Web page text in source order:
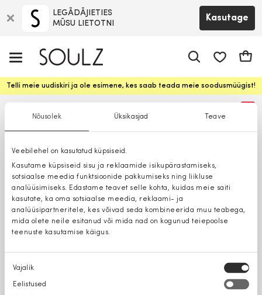
Nõusolek Üksikasjad Teave
Veebilehel on kasutatud küpsiseid.
Kasutame küpsiseid sisu ja reklaamide isikupärastamiseks,
sotsiaalse meedia funktsioonide pakkumiseks ning liikluse
analüüsimiseks. Edastame teavet selle kohta, kuidas meie saiti
kasutate, ka oma sotsiaalse meedia, reklaami- ja
analüüsipartneritele, kes võivad seda kombineerida muu teabega,
mida olete neile esitanud või mida nad on kogunud teiepoolse
teenuste kasutamise käigus.
Nõusoleku
valik
Vajalik
Eelistused
LEGĀDĀJIETIES
MŪSU LIETOTNI
Kasutage
Telli meie uudiskiri ja ole esimene, kes saab teada meie soodusmüügist!